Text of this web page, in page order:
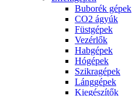
Buborék gépek
CO2 ágyúk
Füstgépek
Vezérlők
Habgépek
Hógépek
Szikragépek
Lánggépek
Kiegészítők